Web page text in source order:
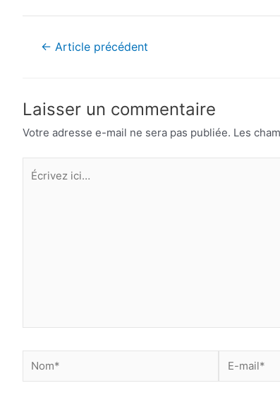
Navigation
← Article précédent
Laisser un commentaire
Votre adresse e-mail ne sera pas publiée. Les
Écrivez
Nom*
E-
mail*